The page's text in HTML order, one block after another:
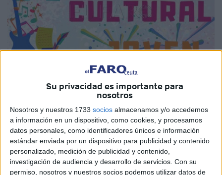
Su privacidad es importante para
nosotros
Nosotros y nuestros 1733 socios almacenamos y/o accedemos
a información en un dispositivo, como cookies, y procesamos
datos personales, como identificadores únicos e información
estándar enviada por un dispositivo para publicidad y contenido
personalizado, medición de publicidad y contenido,
investigación de audiencia y desarrollo de servicios. Con su
permiso, nosotros y nuestros socios podemos utilizar datos de
La Consejería de Juventud y Deporte a través de laCasa
de la Juventudllevará a cabo el próximo viernes, día 18,
el I Maratón Cultural Joven, un evento virtual en el que el